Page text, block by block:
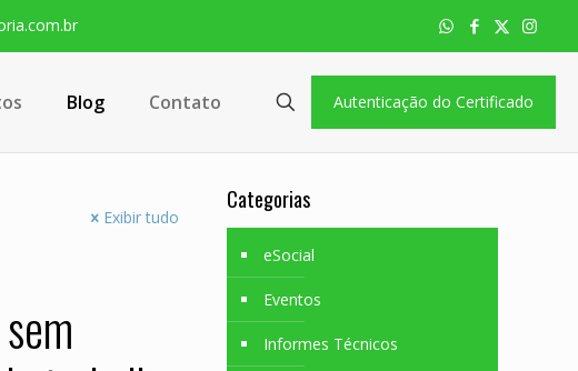
Blog Contato Autenticação do Certificado
Exibir tudo
Categorias
eSocial
Eventos
Informes Técnicos